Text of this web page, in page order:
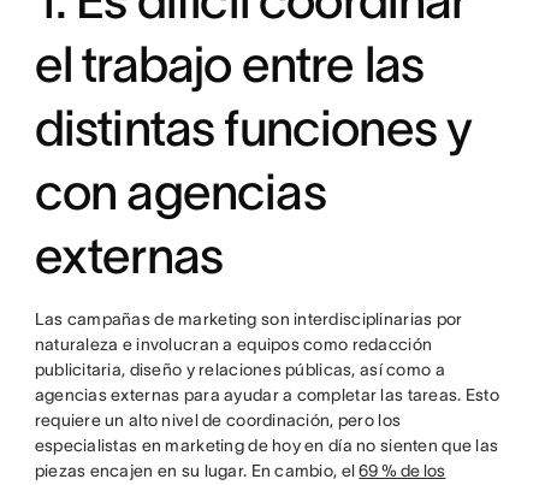
el trabajo entre las
distintas funciones y
con agencias
externas
Las campañas de marketing son interdisciplinarias por
naturaleza e involucran a equipos como redacción
publicitaria, diseño y relaciones públicas, así como a
agencias externas para ayudar a completar las tareas. Esto
requiere un alto nivel de coordinación, pero los
especialistas en marketing de hoy en día no sienten que las
piezas encajen en su lugar. En cambio, el69 % de los